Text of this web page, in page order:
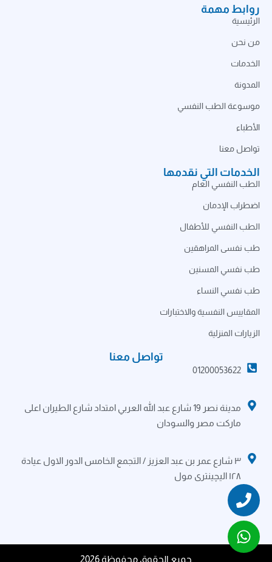
روابط مهمة
الرئيسية
من نحن
الخدمات
المدونة
موسوعة الطب النفسي
الأطباء
تواصل معنا
الخدمات التي نقدمها
الطب النفسي العام
اضطراب الإدمان
الطب النفسي للأطفال
طب نفسى المراهقين
طب نفسي المسنين
طب نفسي النساء
المقاييس النفسية والاختبارات
الزيارات المنزلية
تواصل معنا
01200053622
مدينة نصر 19 شارع عبد الله العربي امتداد شارع الطيران اعلى
ماركت مصر والسودان
٣ شارع عمر بن عبد العزيز / التجمع الخامس الدور الاول عيادة
١٢٨ اليچينترى مول
جميع الحقوق محفوظة 2026